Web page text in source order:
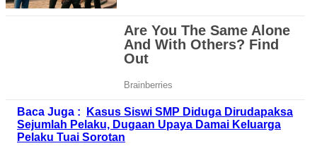
Baca Juga :
Kasus Siswi SMP Diduga Dirudapaksa
Sejumlah Pelaku, Dugaan Upaya Damai Keluarga
Pelaku Tuai Sorotan